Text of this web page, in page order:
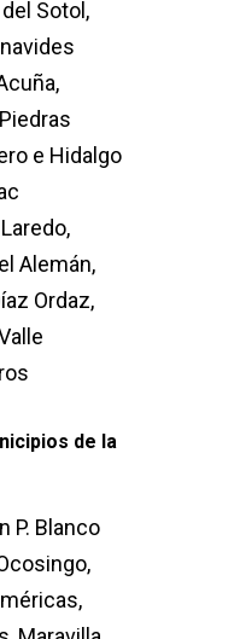
Sotol,
e Hidalgo
Alemán,
Ordaz,
de la
P. Blanco